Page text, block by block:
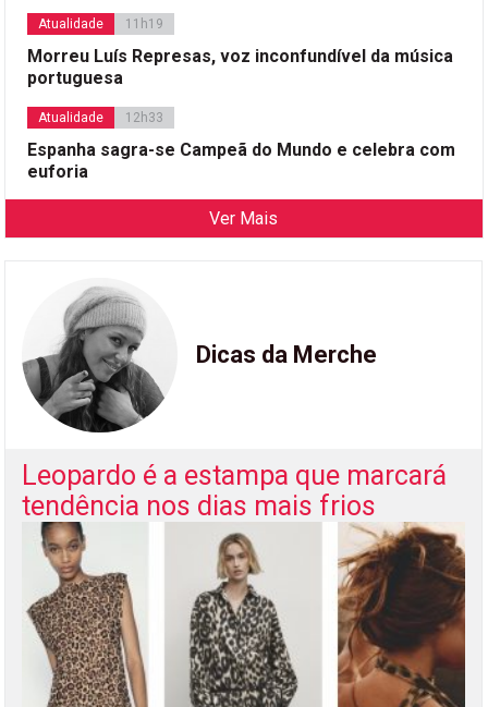
Atualidade 11h19
Morreu Luís Represas, voz inconfundível da música
portuguesa
Atualidade 12h33
Espanha sagra-se Campeã do Mundo e celebra com
euforia
Ver Mais
Dicas da Merche
Leopardo é a estampa que marcará
tendência nos dias mais frios